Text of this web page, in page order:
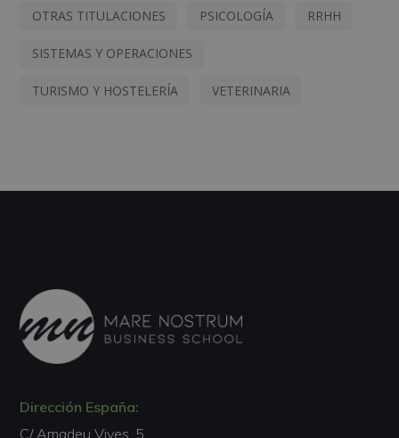
OTRAS TITULACIONES PSICOLOGÍA RRHH
SISTEMAS Y OPERACIONES
TURISMO Y HOSTELERÍA VETERINARIA
Dirección España:
C/ Amadeu Vives, 5,